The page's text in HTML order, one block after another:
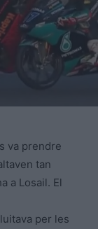
va prendre
tan
a Losail. El
per les